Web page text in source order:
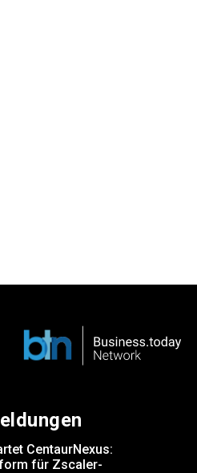
CentaurNexus:
für Zscaler-